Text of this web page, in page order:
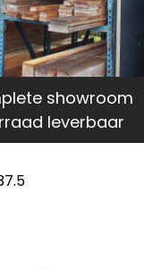
showroom
leverbaar